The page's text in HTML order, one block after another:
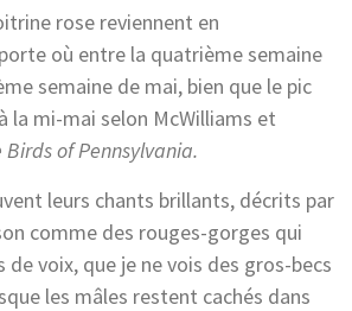
rose reviennent en
où entre la quatrième semaine
semaine de mai, bien que le pic
la mi-mai selon McWilliams et
Birds of Pennsylvania.
leurs chants brillants, décrits par
comme des rouges-gorges qui
de voix, que je ne vois des gros-becs
les mâles restent cachés dans